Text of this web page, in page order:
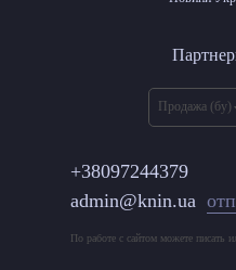
Продажа (бу)
+38097244379
admin@knin.ua
По работе с сайтом можете писать